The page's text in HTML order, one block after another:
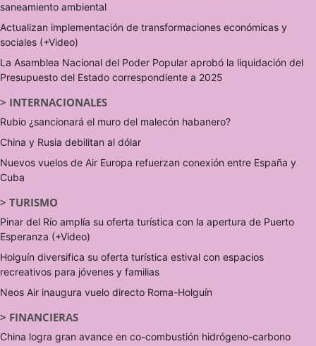
saneamiento ambiental
Actualizan implementación de transformaciones económicas y
sociales (+Video)
La Asamblea Nacional del Poder Popular aprobó la liquidación del
Presupuesto del Estado correspondiente a 2025
> INTERNACIONALES
Rubio ¿sancionará el muro del malecón habanero?
China y Rusia debilitan al dólar
Nuevos vuelos de Air Europa refuerzan conexión entre España y
Cuba
> TURISMO
Pinar del Río amplía su oferta turística con la apertura de Puerto
Esperanza (+Video)
Holguín diversifica su oferta turística estival con espacios
recreativos para jóvenes y familias
Neos Air inaugura vuelo directo Roma-Holguín
> FINANCIERAS
China logra gran avance en co-combustión hidrógeno-carbono